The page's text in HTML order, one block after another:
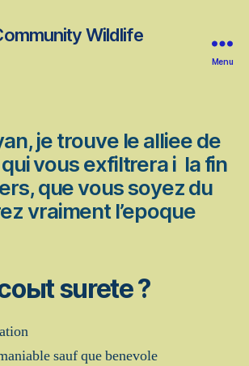
Wildlife
Menu
je trouve le alliee de
qui vous exfiltrera i la fin
que vous soyez du
vraiment l’epoque
surete ?
sauf que benevole